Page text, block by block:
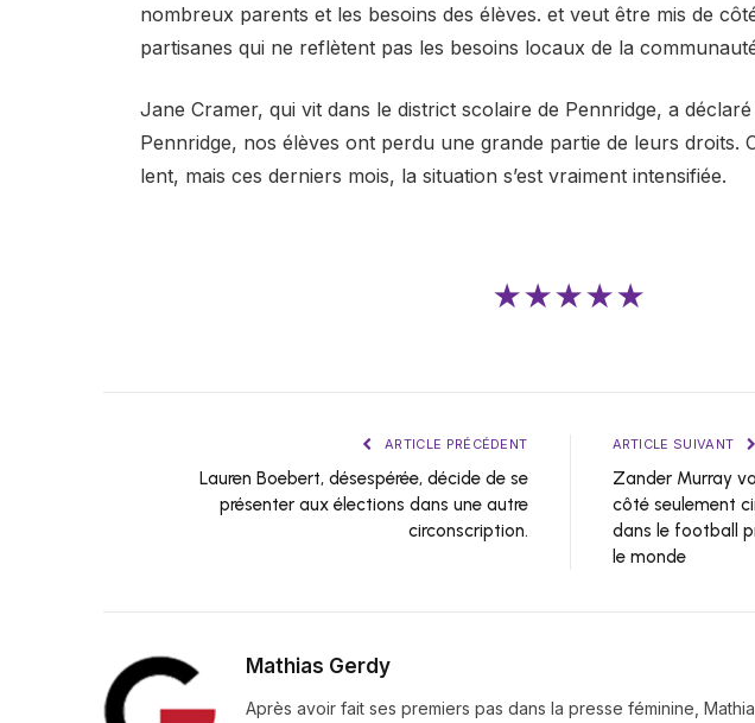
nombreux parents et les besoins des élèves. et veut être mis de
partisanes qui ne reflètent pas les besoins locaux de la
Jane Cramer, qui vit dans le district scolaire de Pennridge, a
Pennridge, nos élèves ont perdu une grande partie de leurs droits.
lent, mais ces derniers mois, la situation s’est vraiment intensifiée.
★★★★★
ARTICLE PRÉCÉDENT
Lauren Boebert, désespérée, décide de se
présenter aux élections dans une autre
circonscription.
ARTICLE SUIVANT
Zander Murray
côté seulement
dans le football
le monde
Mathias Gerdy
Après avoir fait ses premiers pas dans la presse féminine,